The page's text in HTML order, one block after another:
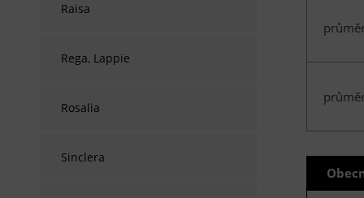
Raisa
Rega, Lappie
Rosalia
Sinclera